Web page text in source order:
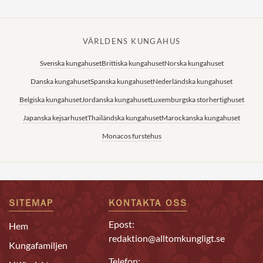
VÄRLDENS KUNGAHUS
Svenska kungahusetBrittiska kungahusetNorska kungahuset
Danska kungahusetSpanska kungahusetNederländska kungahuset
Belgiska kungahusetJordanska kungahusetLuxemburgska storhertighuset
Japanska kejsarhusetThailändska kungahusetMarockanska kungahuset
Monacos furstehus
SITEMAP
Hem
Kungafamiljen
KONTAKTA OSS
Epost:
redaktion@alltomkungligt.se